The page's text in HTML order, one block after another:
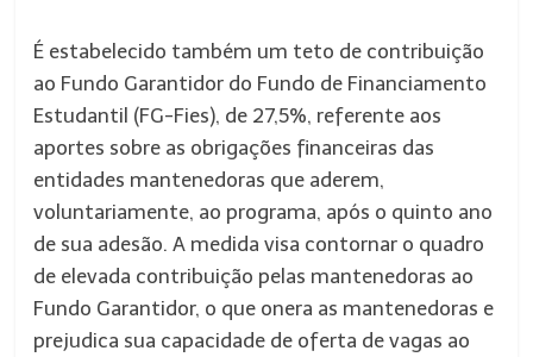
É estabelecido também um teto de contribuição
ao Fundo Garantidor do Fundo de Financiamento
Estudantil (FG-Fies), de 27,5%, referente aos
aportes sobre as obrigações financeiras das
entidades mantenedoras que aderem,
voluntariamente, ao programa, após o quinto ano
de sua adesão. A medida visa contornar o quadro
de elevada contribuição pelas mantenedoras ao
Fundo Garantidor, o que onera as mantenedoras e
prejudica sua capacidade de oferta de vagas ao